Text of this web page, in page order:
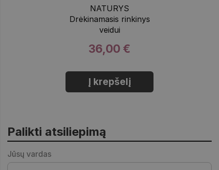
NATURYS
Drėkinamasis rinkinys
veidui
36,00 €
Į krepšelį
Palikti atsiliepimą
Jūsų vardas